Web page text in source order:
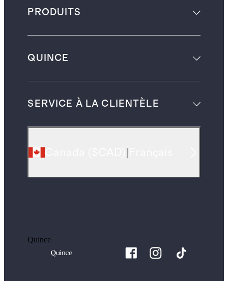
PRODUITS
QUINCE
SERVICE À LA CLIENTÈLE
Quince